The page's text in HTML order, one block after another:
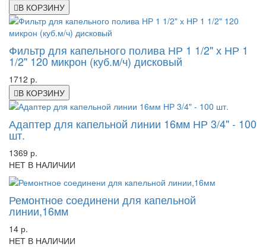
В КОРЗИНУ
Фильтр для капельного полива НР 1 1/2" х НР 1
1/2" 120 микрон (куб.м/ч) дисковый
1712 р.
В КОРЗИНУ
Адаптер для капельной линии 16мм НР 3/4" - 100
шт.
1369 р.
НЕТ В НАЛИЧИИ
Ремонтное соединени для капельной
линии,16мм
14 р.
НЕТ В НАЛИЧИИ